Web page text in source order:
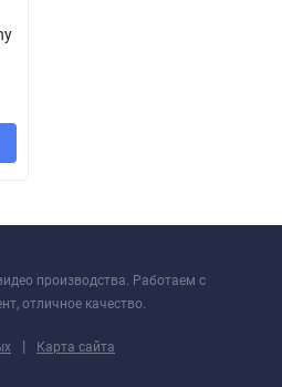
производства. Работаем с
отличное качество.
| Карта сайта